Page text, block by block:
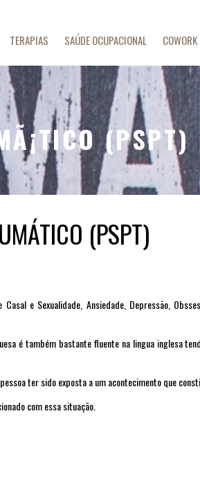
TERAPIAS SAÚDE OCUPACIONAL COWORK
(PSPT)
(PSPT)
e Sexualidade, Ansiedade, Depressão,
é também bastante fluente na lingua inglesa
ter sido exposta a um acontecimento que
com essa situação.